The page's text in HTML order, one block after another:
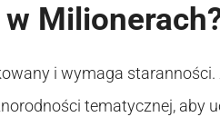
i wymaga staranności.
tematycznej, aby